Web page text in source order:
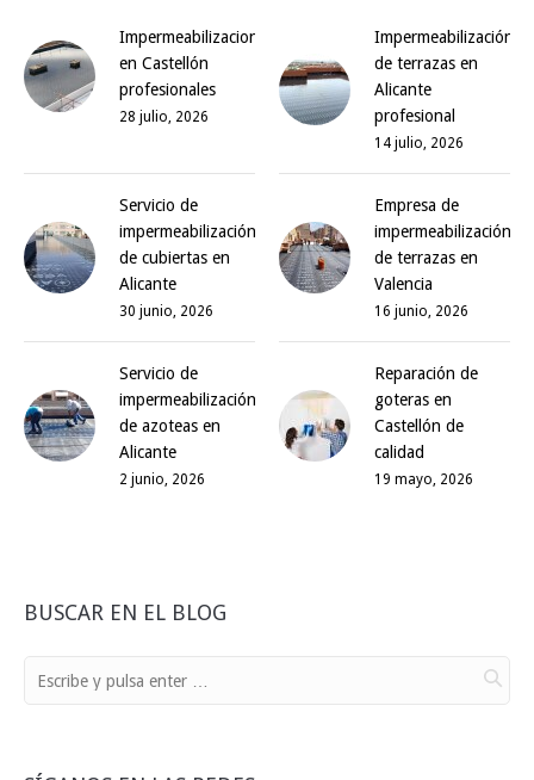
Impermeabilizaciones
en Castellón
profesionales
28 julio, 2026
Impermeabilización
de terrazas en
Alicante
profesional
14 julio, 2026
Servicio de
impermeabilización
de cubiertas en
Alicante
30 junio, 2026
Empresa de
impermeabilización
de terrazas en
Valencia
16 junio, 2026
Servicio de
impermeabilización
de azoteas en
Alicante
2 junio, 2026
Reparación de
goteras en
Castellón de
calidad
19 mayo, 2026
BUSCAR EN EL BLOG